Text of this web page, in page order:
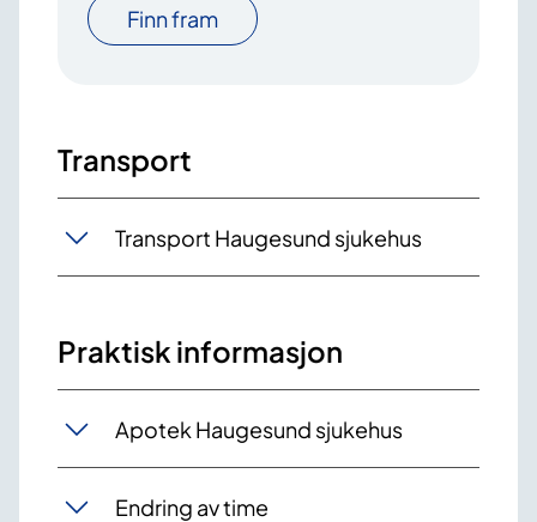
Finn fram
Transport
Transport Haugesund sjukehus
Praktisk informasjon
Apotek Haugesund sjukehus
Endring av time